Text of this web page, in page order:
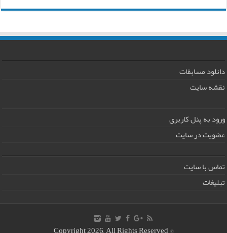
دانلود مسابقات
نقشه سایت
ورود به پنل کاربری
عضویت در سایت
تماس با سایت
تبلیغات